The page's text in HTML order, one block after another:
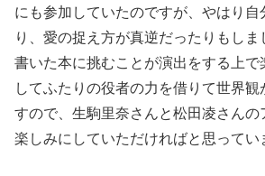
にも参加していたのですが、やはり自
り、愛の捉え方が真逆だったりもし
書いた本に挑むことが演出をする上で
してふたりの役者の力を借りて世界観
すので、生駒里奈さんと松田凌さんの
楽しみにしていただければと思ってい